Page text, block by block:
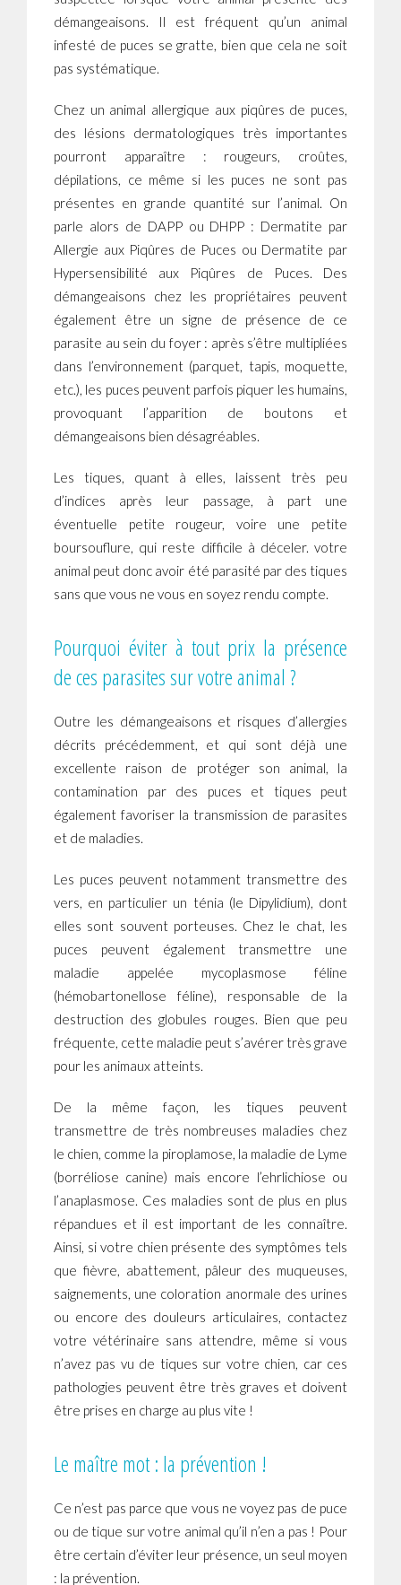
démangeaisons. Il est fréquent qu’un animal
infesté de puces se gratte, bien que cela ne soit
pas systématique.
Chez un animal allergique aux piqûres de puces,
des lésions dermatologiques très importantes
pourront apparaître : rougeurs, croûtes,
dépilations, ce même si les puces ne sont pas
présentes en grande quantité sur l’animal. On
parle alors de DAPP ou DHPP : Dermatite par
Allergie aux Piqûres de Puces ou Dermatite par
Hypersensibilité aux Piqûres de Puces. Des
démangeaisons chez les propriétaires peuvent
également être un signe de présence de ce
parasite au sein du foyer : après s’être multipliées
dans l’environnement (parquet, tapis, moquette,
etc.), les puces peuvent parfois piquer les humains,
provoquant l’apparition de boutons et
démangeaisons bien désagréables.
Les tiques, quant à elles, laissent très peu
d’indices après leur passage, à part une
éventuelle petite rougeur, voire une petite
boursouflure, qui reste difficile à déceler. votre
animal peut donc avoir été parasité par des tiques
sans que vous ne vous en soyez rendu compte.
Pourquoi éviter à tout prix la présence
de ces parasites sur votre animal ?
Outre les démangeaisons et risques d’allergies
décrits précédemment, et qui sont déjà une
excellente raison de protéger son animal, la
contamination par des puces et tiques peut
également favoriser la transmission de parasites
et de maladies.
Les puces peuvent notamment transmettre des
vers, en particulier un ténia (le Dipylidium), dont
elles sont souvent porteuses. Chez le chat, les
puces peuvent également transmettre une
maladie appelée mycoplasmose féline
(hémobartonellose féline), responsable de la
destruction des globules rouges. Bien que peu
fréquente, cette maladie peut s’avérer très grave
pour les animaux atteints.
De la même façon, les tiques peuvent
transmettre de très nombreuses maladies chez
le chien, comme la piroplamose, la maladie de Lyme
(borréliose canine) mais encore l’ehrlichiose ou
l’anaplasmose. Ces maladies sont de plus en plus
répandues et il est important de les connaître.
Ainsi, si votre chien présente des symptômes tels
que fièvre, abattement, pâleur des muqueuses,
saignements, une coloration anormale des urines
ou encore des douleurs articulaires, contactez
votre vétérinaire sans attendre, même si vous
n’avez pas vu de tiques sur votre chien, car ces
pathologies peuvent être très graves et doivent
être prises en charge au plus vite !
Le maître mot : la prévention !
Ce n’est pas parce que vous ne voyez pas de puce
ou de tique sur votre animal qu’il n’en a pas ! Pour
être certain d’éviter leur présence, un seul moyen
: la prévention.